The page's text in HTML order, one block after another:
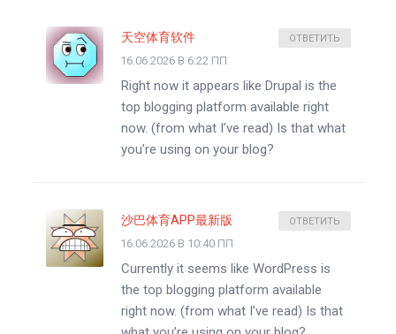
天空体育软件
16.06.2026 В 6:22 ПП
Right now it appears like Drupal is the
top blogging platform available right
now. (from what I’ve read) Is that what
you’re using on your blog?
ОТВЕТИТЬ
沙巴体育APP最新版
16.06.2026 В 10:40 ПП
Currently it seems like WordPress is
the top blogging platform available
right now. (from what I’ve read) Is that
ОТВЕТИТЬ